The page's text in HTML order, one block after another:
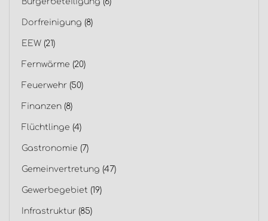
Dorfreinigung (8)
EEW (21)
Fernwärme (20)
Feuerwehr (50)
Finanzen (8)
Flüchtlinge (4)
Gastronomie (7)
Gemeinvertretung (47)
Gewerbegebiet (19)
Infrastruktur (85)